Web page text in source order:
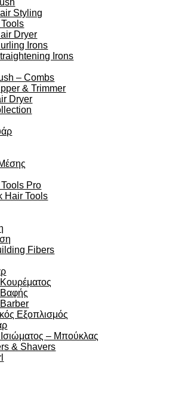
Styling
Dryer
Irons
Irons
– Combs
& Trimmer
Dryer
Pro
Hair Tools
Fibers
Βαφής
Barber
Εξοπλισμός
Ισιώματος – Μπούκλας
& Shavers